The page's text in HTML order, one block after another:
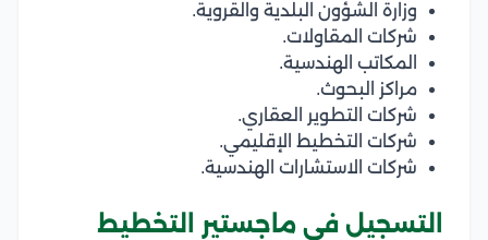
وزارة الشؤون البلدية والقروية.
شركات المقاولات.
المكاتب الهندسية.
مراكز البحوث.
شركات التطوير العقاري.
شركات التخطيط الإقليمي.
شركات الاستشارات الهندسية.
التسجيل في ماجستير التخطيط